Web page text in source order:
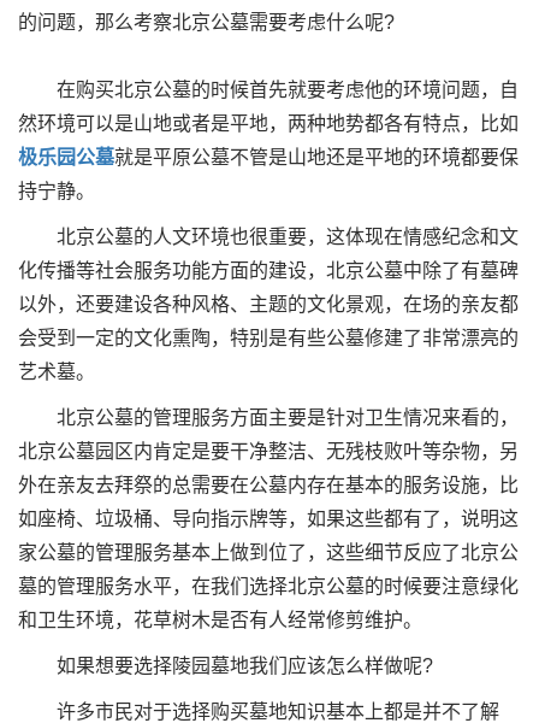
的问题，那么考察北京公墓需要考虑什么呢?
在购买北京公墓的时候首先就要考虑他的环境问题，自
然环境可以是山地或者是平地，两种地势都各有特点，比如
极乐园公墓就是平原公墓不管是山地还是平地的环境都要保
持宁静。
北京公墓的人文环境也很重要，这体现在情感纪念和文
化传播等社会服务功能方面的建设，北京公墓中除了有墓碑
以外，还要建设各种风格、主题的文化景观，在场的亲友都
会受到一定的文化熏陶，特别是有些公墓修建了非常漂亮的
艺术墓。
北京公墓的管理服务方面主要是针对卫生情况来看的，
北京公墓园区内肯定是要干净整洁、无残枝败叶等杂物，另
外在亲友去拜祭的总需要在公墓内存在基本的服务设施，比
如座椅、垃圾桶、导向指示牌等，如果这些都有了，说明这
家公墓的管理服务基本上做到位了，这些细节反应了北京公
墓的管理服务水平，在我们选择北京公墓的时候要注意绿化
和卫生环境，花草树木是否有人经常修剪维护。
如果想要选择陵园墓地我们应该怎么样做呢?
许多市民对于选择购买墓地知识基本上都是并不了解